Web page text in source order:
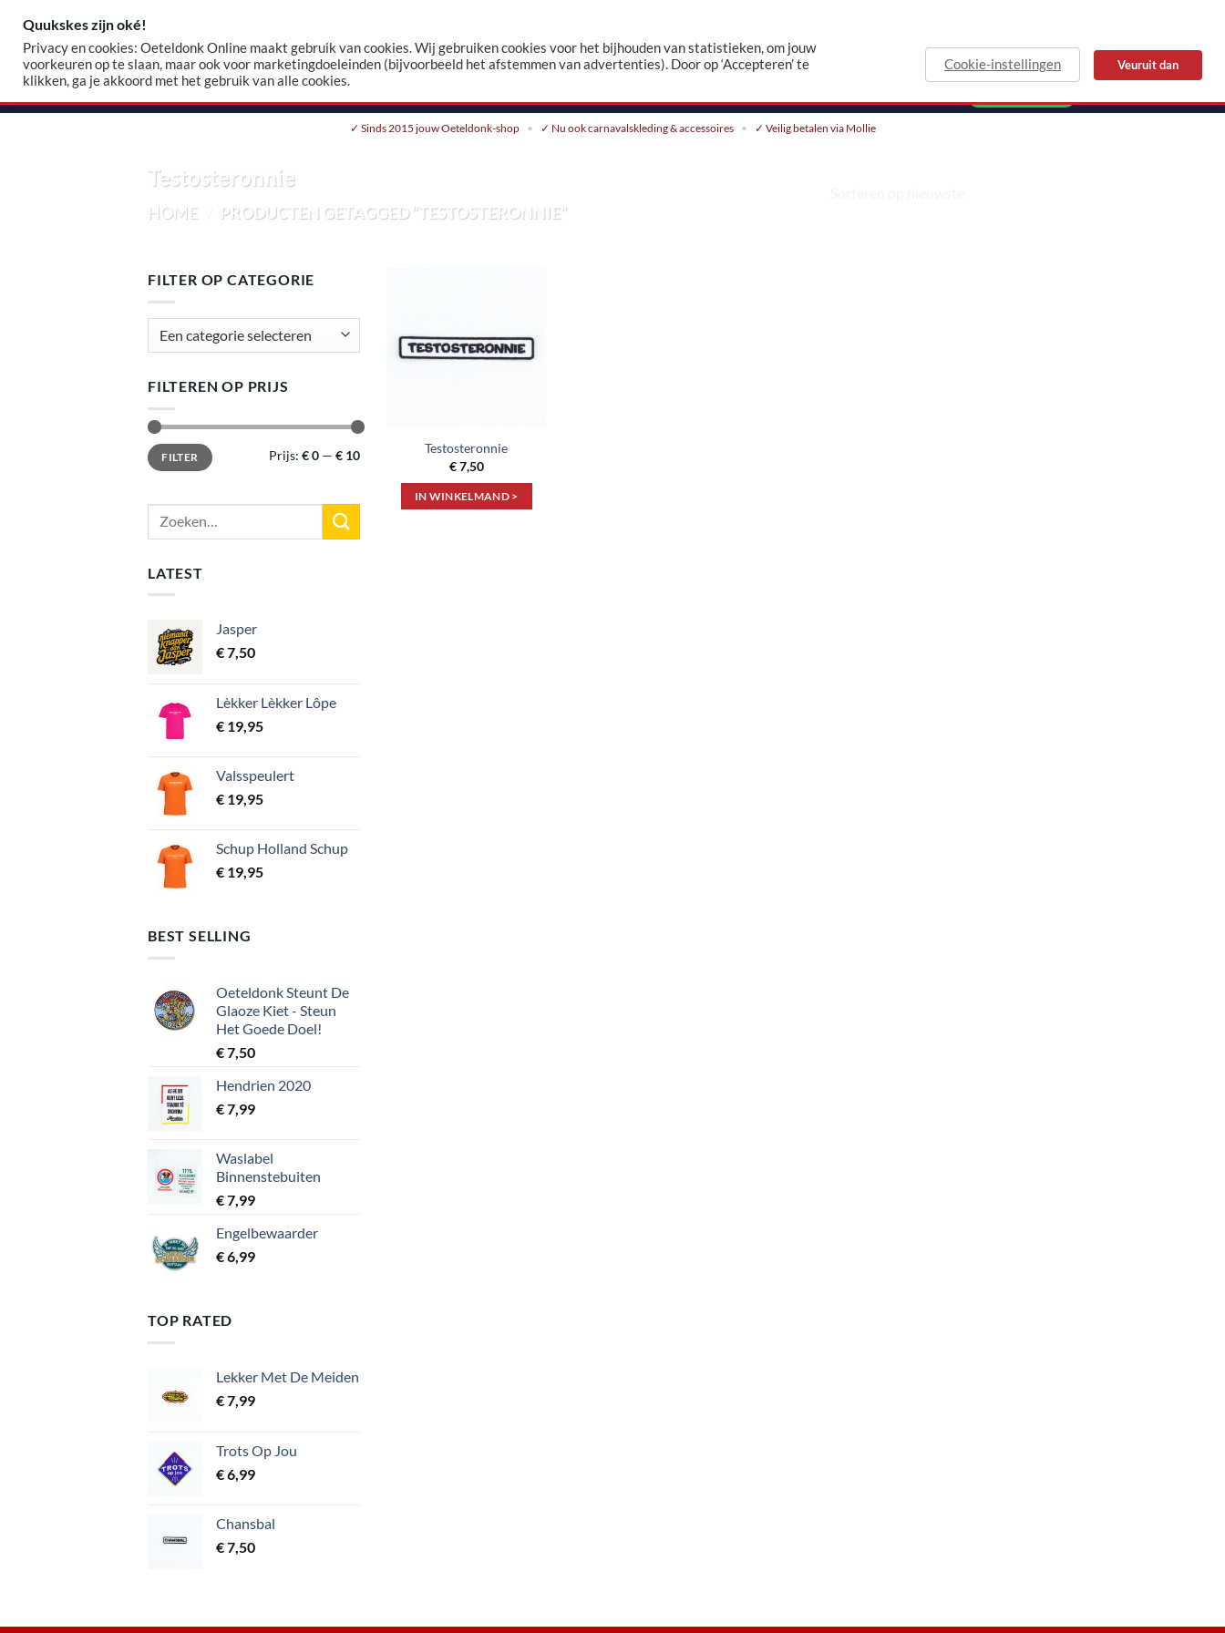
content
naar:
✓ Sinds 2015 jouw Oeteldonk-shop ✓ Nu ook carnavalskleding & accessoires ✓ Veilig betalen via Mollie
Testosteronnie
HOME PRODUCTEN GETAGGED “TESTOSTERONNIE”
FILTER OP CATEGORIE
FILTEREN OP PRIJS
Min.
prijs
Max.
prijsFILTER Prijs: € 0— € 10
Zoeken
LATEST
Jasper
€7,50
Lèkker Lèkker Lôpe
€ 19,95
Valsspeulert
€ 19,95
Schup Holland Schup
€ 19,95
BEST SELLING
Oeteldonk Steunt De
Glaoze Kiet - Steun
Het Goede Doel!
€7,50
Hendrien 2020
€7,99
Waslabel
Binnenstebuiten
€7,99
Engelbewaarder
€6,99
TOP RATED
Lekker Met De Meiden
€7,99
Trots Op Jou
€6,99
Chansbal
€7,50
verlanglijst
Testosteronnie
€7,50
IN WINKELMAND >
Quukskes zijn oké!
Privacy en cookies: Oeteldonk Online maakt gebruik van cookies. Wij gebruiken cookies voor het bijhouden van statistieken, om jouw
voorkeuren op te slaan, maar ook voor marketingdoeleinden (bijvoorbeeld het afstemmen van advertenties). Door op ‘Accepteren’ te
klikken, ga je akkoord met het gebruik van alle cookies.
Cookie-instellingen Veuruit dan